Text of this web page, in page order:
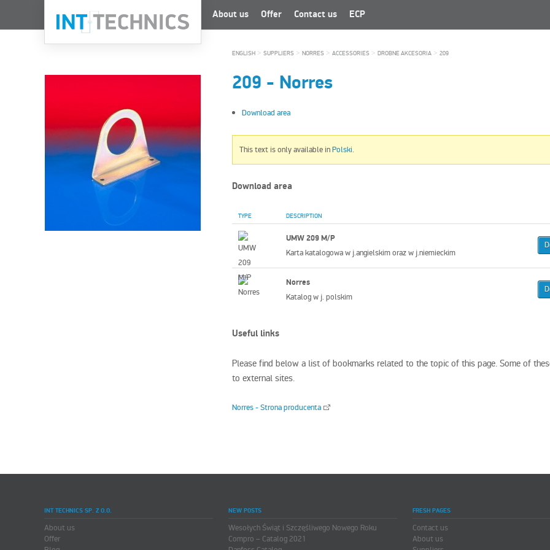
About us Offer Contact us ECP
ENGLISH > SUPPLIERS > NORRES > ACCESSORIES > DROBNE AKCESORIA > 209
209 - Norres
Download area
This text is only available inPolski.
Download area
TYPE DESCRIPTION
UMW 209 M/P
Karta katalogowa w j.angielskim oraz w j.niemieckim
Norres
Katalog w j. polskim
Useful links
Please find below a list of bookmarks related to the topic of this page. Some of
to external sites.
Norres - Strona producenta
INT TECHNICS SP. Z O.O.
About us
Offer
NEW POSTS
Wesołych Świąt i Szczęśliwego Nowego Roku
Compro – Catalog 2021
FRESH PAGES
Contact us
About us